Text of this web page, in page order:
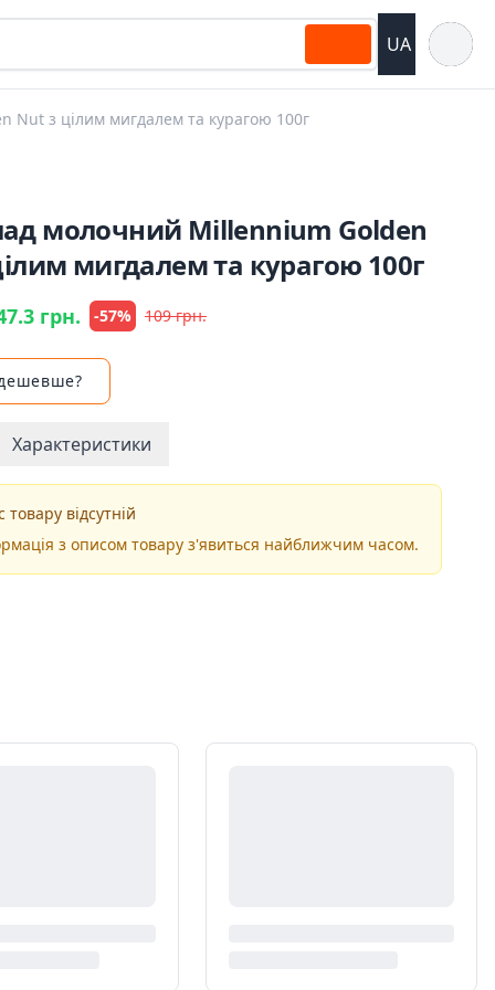
UA
з цілим мигдалем та курагою 100г
молочний Millennium Golden
мигдалем та курагою 100г
грн. -57% 109 грн.
Характеристики
товару відсутній
з описом товару з'явиться найближчим часом.